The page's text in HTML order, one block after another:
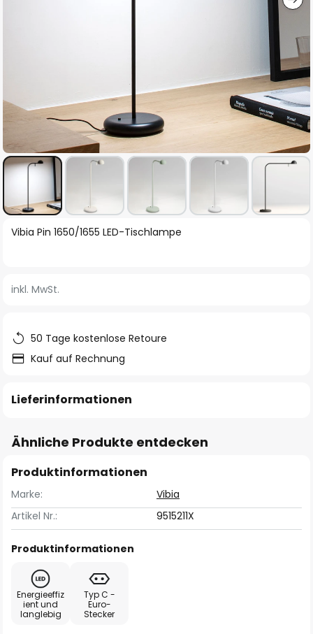
Zum
springen
Vibia Pin 1650/1655 LED-Tischlampe
inkl. MwSt.
50 Tage kostenlose Retoure
Kauf auf Rechnung
Lieferinformationen
Ähnliche Produkte entdecken
Produktinformationen
Marke:
Vibia
Artikel Nr.:
9515211X
Produktinformationen
Energieeffiz
ient und
langlebig
Typ C -
Euro-
Stecker